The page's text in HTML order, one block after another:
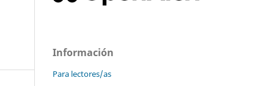
Información
Para lectores/as